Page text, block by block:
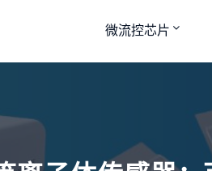
微流控芯片